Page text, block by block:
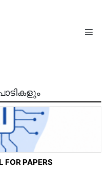
for class3)
FOR PAPERS